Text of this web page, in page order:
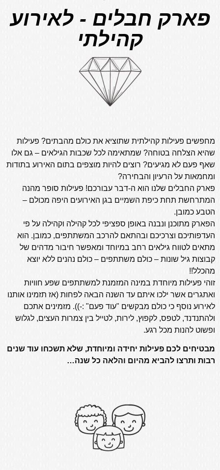
פארק חבלים - לאירוע
קהילתי
מחפשים פעילות קהילתית שתוציא את כולם מהבתים? פעילות
שהיא הצלחה בטוחה? שמתאימה לכל שכבות הגילאים – גם אלו
שאף פעם לא מגיעים? רוצים להיות מוצפים בתום האירוע בתודות
ומחמאות על הרעיון והבחירה?
פארק החבלים שלנו הוא ה-דבר עבורכם! פעילות סופר מהנה
המתרחשת תחת כיפת השמיים בגן האירועים היפה מכולם –
הטבע כמובן.
הפארק מתוכנן ונבנה באופן ספציפי לכל קהילה וקהילה על פי
העדפותיכם וצרכיכם ובהתאם להרכב המשתתפים, כמובן. הוא
מתאים לטווח גילאים רחב במיוחד ומאפשר חיבור מדהים של
קבוצות גיל שונות – כולם משתתפים – כולם נהנים ללא יוצא
מהכלל!!
זוהי פעילות מיוחדת במינה המזמנת למשתתפים שפע חוויות
ואתגרים אשר ילכו איתם עד השנה הבאה לפחות (אז תזמינו אותנו
לאירוע נוסף כי כולם מבקשים "עוד פעם" :-)). מזמינים אתכם
ולהתנדנד, לטפס, לקפוץ, לירות, לטייל בין צמרות העצים, לגלוש
ופשוט להנות מכל רגע.
מבטיחים לכם פעילות יחידה ומיוחדת, שלא תשכחו עוד שנים
רבות ותרצו להביא מהיום והלאה כל שנה…